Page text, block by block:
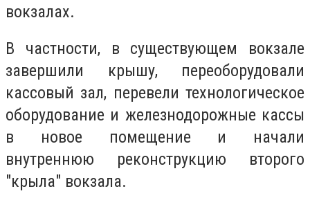
вокзалах.
В частности, в существующем вокзале
завершили крышу, переоборудовали
кассовый зал, перевели технологическое
оборудование и железнодорожные кассы
в новое помещение и начали
внутреннюю реконструкцию второго
"крыла" вокзала.